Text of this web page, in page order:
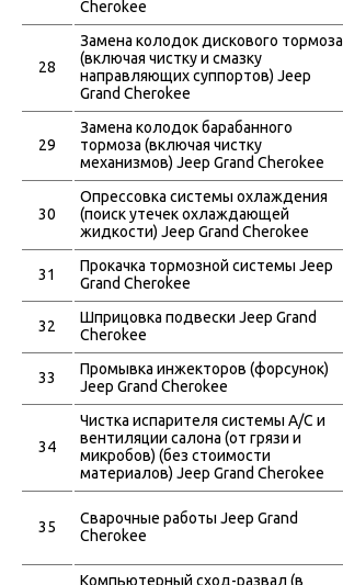
Cherokee
28
Замена колодок дискового тормоза
(включая чистку и смазку
направляющих суппортов) Jeep
Grand Cherokee
29
Замена колодок барабанного
тормоза (включая чистку
механизмов) Jeep Grand Cherokee
30
Опрессовка системы охлаждения
(поиск утечек охлаждающей
жидкости) Jeep Grand Cherokee
31
Прокачка тормозной системы Jeep
Grand Cherokee
32
Шприцовка подвески Jeep Grand
Cherokee
33
Промывка инжекторов (форсунок)
Jeep Grand Cherokee
34
Чистка испарителя системы A/C и
вентиляции салона (от грязи и
микробов) (без стоимости
материалов) Jeep Grand Cherokee
35
Сварочные работы Jeep Grand
Cherokee
Компьютерный сход-развал (в